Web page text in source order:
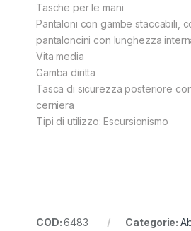
Tasche per le mani
Pantaloni con gambe staccabili,
pantaloncini con lunghezza
Vita media
Gamba diritta
Tasca di sicurezza posteriore
cerniera
Tipi di utilizzo: Escursionismo
COD:6483 Categorie: